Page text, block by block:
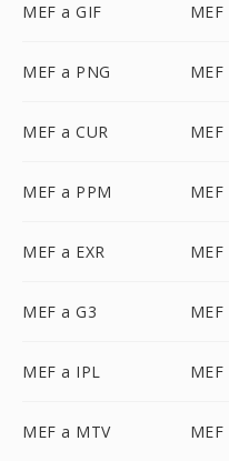
MEF a GIF MEF
MEF a PNG MEF
MEF a CUR
MEF a PPM MEF
MEF a EXR MEF
MEF a G3
MEF a IPL
MEF a MTV